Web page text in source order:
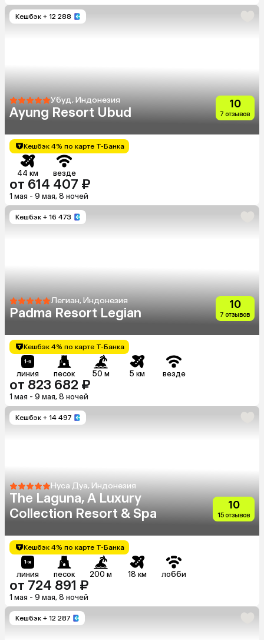
Кешбэк + 12 288
Убуд, Индонезия
Ayung Resort Ubud
10
7 отзывов
Кешбэк 4% по карте Т-Банка
44 км везде
от 614 407 ₽
1 мая - 9 мая, 8 ночей
Кешбэк + 16 473
Легиан, Индонезия
Padma Resort Legian
10
7 отзывов
Кешбэк 4% по карте Т-Банка
линия песок 50 м 5 км везде
от 823 682 ₽
1 мая - 9 мая, 8 ночей
Кешбэк + 14 497
Нуса Дуа, Индонезия
The Laguna, A Luxury
Collection Resort & Spa
10
15 отзывов
Кешбэк 4% по карте Т-Банка
линия песок 200 м 18 км лобби
от 724 891 ₽
1 мая - 9 мая, 8 ночей
Кешбэк + 12 287